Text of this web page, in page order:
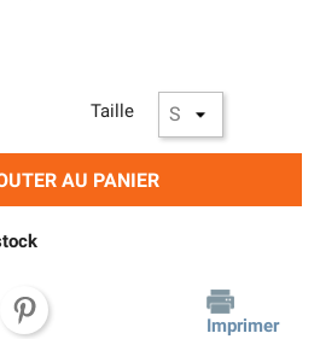
Taille
AU PANIER
Imprimer